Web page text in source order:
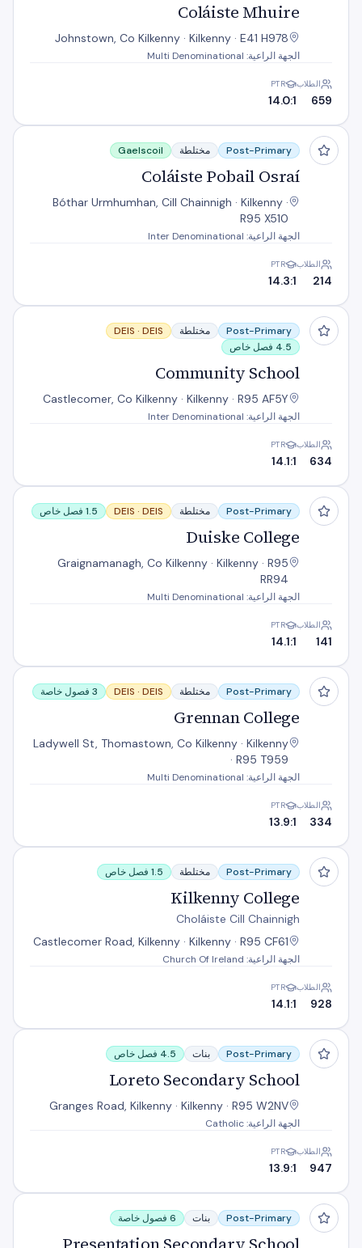
Coláiste Mhuire
Johnstown, Co Kilkenny · Kilkenny · E41 H978
الجهة الراعية: Multi Denominational
الطلاب
659
PTR
14.0:1
Coláiste Pobail Osraí
Post-Primary مختلطة Gaelscoil
Coláiste Pobail Osraí
Bóthar Urmhumhan, Cill Chainnigh · Kilkenny ·
R95 X510
الجهة الراعية: Inter Denominational
الطلاب
214
PTR
14.3:1
Community School
Post-Primary مختلطة DEIS · DEIS
4.5 فصل خاص
Community School
Castlecomer, Co Kilkenny · Kilkenny · R95 AF5Y
الجهة الراعية: Inter Denominational
الطلاب
634
PTR
14.1:1
Duiske College
Post-Primary مختلطة DEIS · DEIS 1.5 فصل خاص
Duiske College
Graignamanagh, Co Kilkenny · Kilkenny · R95
RR94
الجهة الراعية: Multi Denominational
الطلاب
141
PTR
14.1:1
Grennan College
Post-Primary مختلطة DEIS · DEIS 3 فصول خاصة
Grennan College
Ladywell St, Thomastown, Co Kilkenny · Kilkenny
· R95 T959
الجهة الراعية: Multi Denominational
الطلاب
334
PTR
13.9:1
Kilkenny College
Post-Primary مختلطة 1.5 فصل خاص
Kilkenny College
Choláiste Cill Chainnigh
Castlecomer Road, Kilkenny · Kilkenny · R95 CF61
الجهة الراعية: Church Of Ireland
الطلاب
928
PTR
14.1:1
Loreto Secondary School
Post-Primary بنات 4.5 فصل خاص
Loreto Secondary School
Granges Road, Kilkenny · Kilkenny · R95 W2NV
الجهة الراعية: Catholic
الطلاب
947
PTR
13.9:1
Presentation Secondary School
Post-Primary بنات 6 فصول خاصة